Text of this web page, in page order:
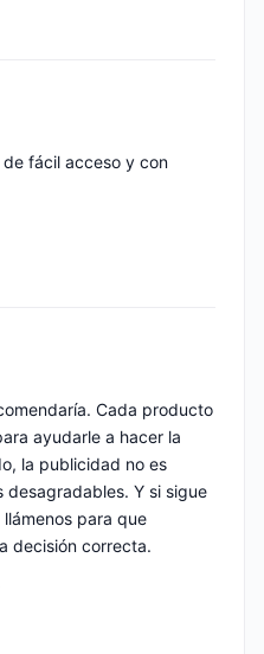
fácil acceso y con
Cada producto
ayudarle a hacer la
la publicidad no es
desagradables. Y si sigue
para que
decisión correcta.